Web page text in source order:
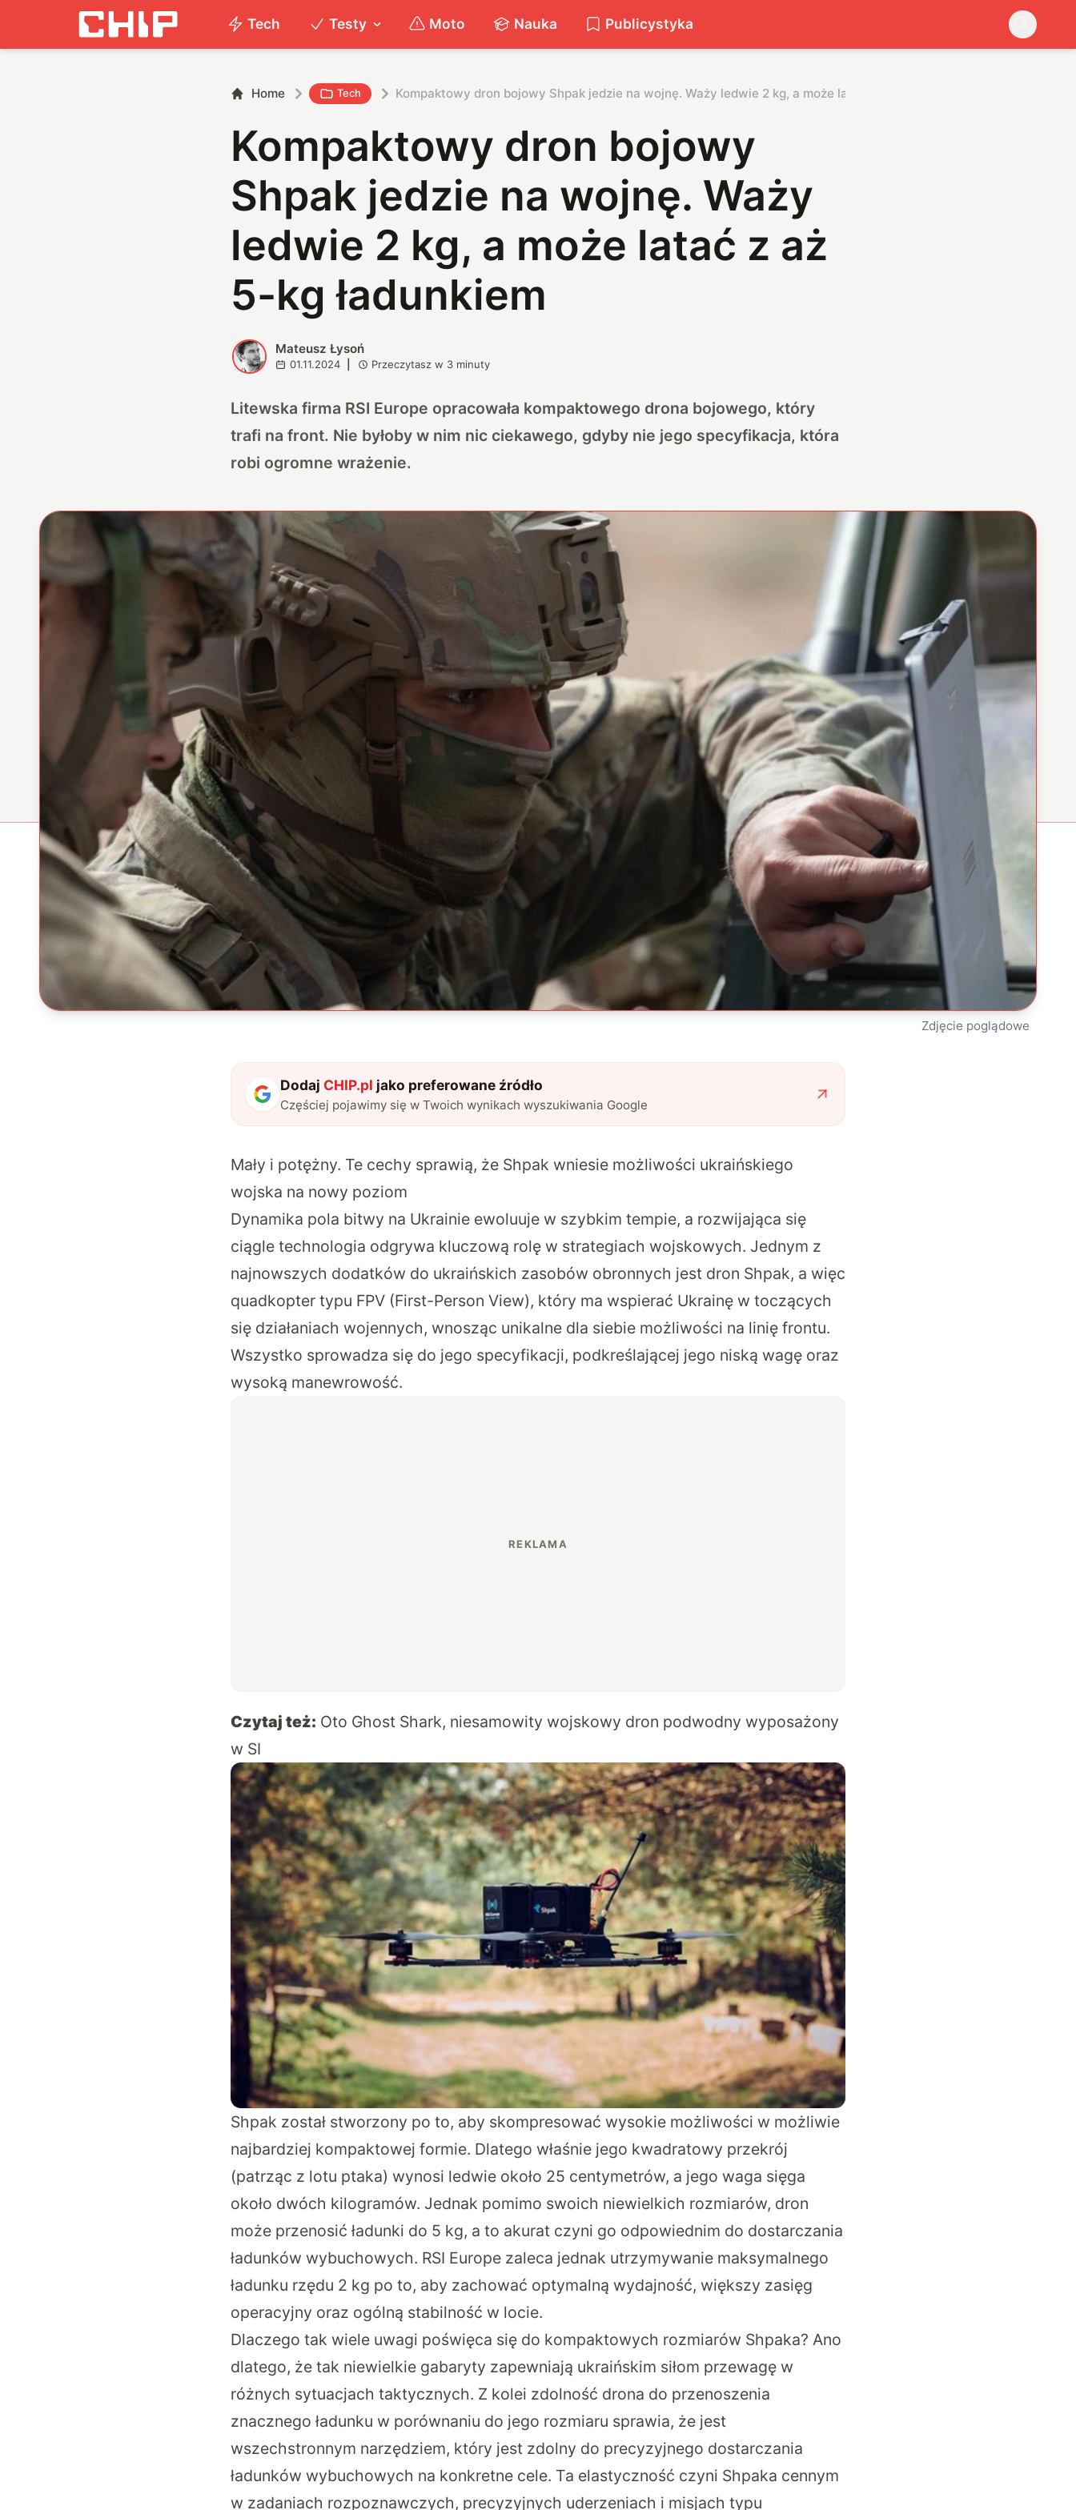
Tech Testy Moto Nauka Publicystyka
Home Tech Kompaktowy dron bojowy Shpak jedzie na wojnę. Waży ledwie 2 kg, a może latać z aż 5-kg ładunkiem
Kompaktowy dron bojowy
Shpak jedzie na wojnę. Waży
ledwie 2 kg, a może latać z aż
5-kg ładunkiem
M Mateusz Łysoń
01.11.2024 Przeczytasz w 3 minuty
Litewska firma RSI Europe opracowała kompaktowego drona bojowego, który
trafi na front. Nie byłoby w nim nic ciekawego, gdyby nie jego specyfikacja, która
robi ogromne wrażenie.
Zdjęcie poglądowe
Dodaj CHIP.pl jako preferowane źródło
Częściej pojawimy się w Twoich wynikach wyszukiwania Google
Mały i potężny. Te cechy sprawią, że Shpak wniesie możliwości ukraińskiego
wojska na nowy poziom
Dynamika pola bitwy na Ukrainie ewoluuje w szybkim tempie, a rozwijająca się
ciągle technologia odgrywa kluczową rolę w strategiach wojskowych. Jednym z
najnowszych dodatków do ukraińskich zasobów obronnych jest dron Shpak, a więc
quadkopter typu FPV (First-Person View), który ma wspierać Ukrainę w toczących
się działaniach wojennych, wnosząc unikalne dla siebie możliwości na linię frontu.
Wszystko sprowadza się do jego specyfikacji, podkreślającej jego niską wagę oraz
wysoką manewrowość.
Czytaj też: Oto Ghost Shark, niesamowity wojskowy dron podwodny wyposażony
w SI
Shpak został stworzony po to, aby skompresować wysokie możliwości w możliwie
najbardziej kompaktowej formie. Dlatego właśnie jego kwadratowy przekrój
(patrząc z lotu ptaka) wynosi ledwie około 25 centymetrów, a jego waga sięga
około dwóch kilogramów. Jednak pomimo swoich niewielkich rozmiarów, dron
może przenosić ładunki do 5 kg, a to akurat czyni go odpowiednim do dostarczania
ładunków wybuchowych. RSI Europe zaleca jednak utrzymywanie maksymalnego
ładunku rzędu 2 kg po to, aby zachować optymalną wydajność, większy zasięg
operacyjny oraz ogólną stabilność w locie.
Dlaczego tak wiele uwagi poświęca się do kompaktowych rozmiarów Shpaka? Ano
dlatego, że tak niewielkie gabaryty zapewniają ukraińskim siłom przewagę w
różnych sytuacjach taktycznych. Z kolei zdolność drona do przenoszenia
znacznego ładunku w porównaniu do jego rozmiaru sprawia, że jest
wszechstronnym narzędziem, który jest zdolny do precyzyjnego dostarczania
ładunków wybuchowych na konkretne cele. Ta elastyczność czyni Shpaka cennym
w zadaniach rozpoznawczych, precyzyjnych uderzeniach i misjach typu